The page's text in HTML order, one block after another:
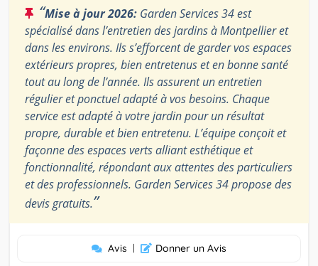
“Mise à jour 2026: Garden Services 34 est
spécialisé dans l’entretien des jardins à Montpellier et
dans les environs. Ils s’efforcent de garder vos espaces
extérieurs propres, bien entretenus et en bonne santé
tout au long de l’année. Ils assurent un entretien
régulier et ponctuel adapté à vos besoins. Chaque
service est adapté à votre jardin pour un résultat
propre, durable et bien entretenu. L’équipe conçoit et
façonne des espaces verts alliant esthétique et
fonctionnalité, répondant aux attentes des particuliers
et des professionnels. Garden Services 34 propose des
devis gratuits.”
Avis | Donner un Avis